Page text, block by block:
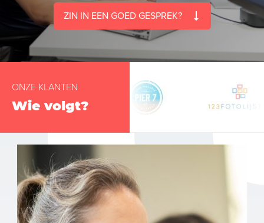
ZIN IN EEN GOED GESPREK?
ONZE KLANTEN
Wie volgt?